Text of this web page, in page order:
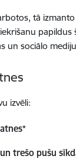
tā
papildus
un sociālo
izvēli:
*
trešo pušu